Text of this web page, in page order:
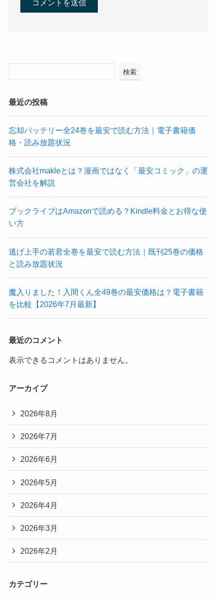
検索
最近の投稿
忘却バッテリー全24巻を最安で読む方法｜電子書籍価
格・読み放題状況
株式会社makleとは？漫画ではなく「最安コミック」の運
営会社を解説
ブックライブはAmazonで読める？Kindle料金とお得な使
い方
逃げ上手の若君全巻を最安で読む方法｜既刊25巻の価格
と読み放題状況
魔入りました！入間くん全49巻の最安価格は？電子書籍
を比較【2026年7月最新】
最近のコメント
表示できるコメントはありません。
アーカイブ
2026年8月
2026年7月
2026年6月
2026年5月
2026年4月
2026年3月
2026年2月
カテゴリー